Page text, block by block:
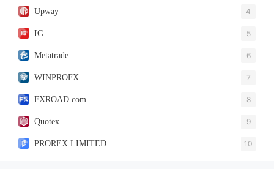
Upway 4
IG 5
Metatrade 6
WINPROFX 7
FXROAD.com 8
Quotex 9
PROREX LIMITED 10